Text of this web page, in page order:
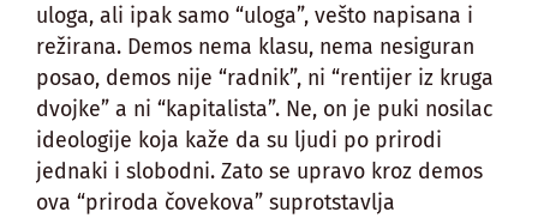
uloga, ali ipak samo “uloga”, vešto napisana i
režirana. Demos nema klasu, nema nesiguran
posao, demos nije “radnik”, ni “rentijer iz kruga
dvojke” a ni “kapitalista”. Ne, on je puki nosilac
ideologije koja kaže da su ljudi po prirodi
jednaki i slobodni. Zato se upravo kroz demos
ova “priroda čovekova” suprotstavlja